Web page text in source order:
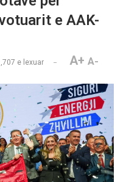
e AAK-
e lexuar A+ A-